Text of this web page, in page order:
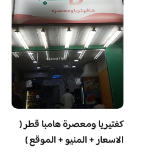
‏كفتيريا ومعصرة هامبا قطر (
الاسعار + المنيو + الموقع )